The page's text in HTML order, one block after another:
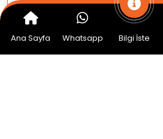
Amerika Üniversiteleri
Kanada Üniversiteleri
Macaristan Üniversiteleri
Ana Sayfa Whatsapp Bilgi İste